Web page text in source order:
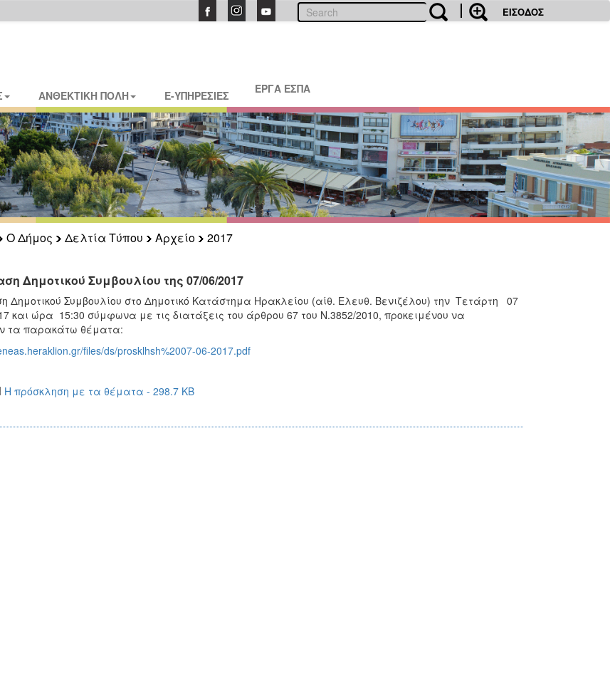
ΕΙΣΟΔΟΣ
ΑΝΘΕΚΤΙΚΗ ΠΟΛΗ E-ΥΠΗΡΕΣΙΕΣ ΕΡΓΑ ΕΣΠΑ
Ο Δήμος Δελτία Τύπου Αρχείο
2017
Δημοτικού Συμβουλίου της 07/06/2017
Δημοτικού Συμβουλίου στο Δημοτικό Κατάστημα Ηρακλείου (αίθ. Ελευθ. Βενιζέλου) την Τετάρτη 07
και ώρα 15:30 σύμφωνα με τις διατάξεις του άρθρου 67 του Ν.3852/2010, προκειμένου να
τα παρακάτω θέματα:
files/ds/prosklhsh%2007-06-2017.pdf
Η πρόσκληση με τα θέματα - 298.7 KB